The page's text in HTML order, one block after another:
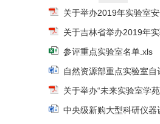
关于举办2019年实验室
关于吉林省举办2019年
参评重点实验室名单.xls
自然资源部重点实验室
关于举办“未来实验室学
中央级新购大型科研仪